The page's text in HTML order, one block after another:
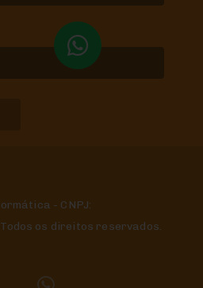
- CNPJ:
os direitos reservados.